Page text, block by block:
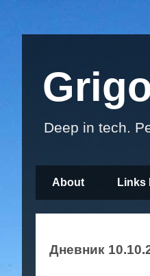
Deep in tech.
About Links
Дневник